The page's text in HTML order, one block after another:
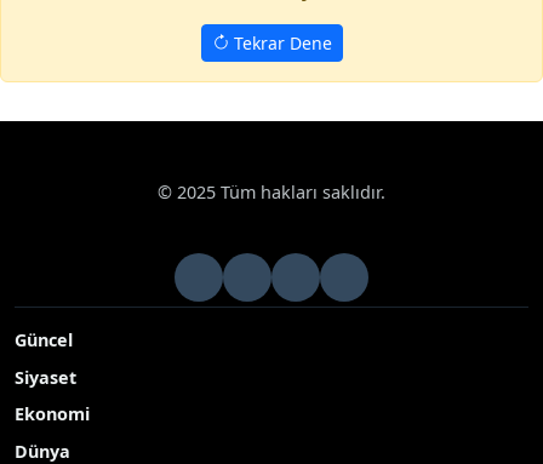
Tekrar Dene
© 2025 Tüm hakları saklıdır.
Güncel
Siyaset
Ekonomi
Dünya